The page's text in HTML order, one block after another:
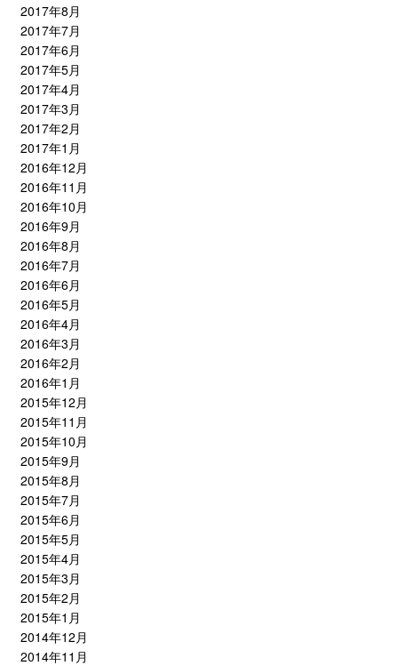
2017年8月
2017年7月
2017年6月
2017年5月
2017年4月
2017年3月
2017年2月
2017年1月
2016年12月
2016年11月
2016年10月
2016年9月
2016年8月
2016年7月
2016年6月
2016年5月
2016年4月
2016年3月
2016年2月
2016年1月
2015年12月
2015年11月
2015年10月
2015年9月
2015年8月
2015年7月
2015年6月
2015年5月
2015年4月
2015年3月
2015年2月
2015年1月
2014年12月
2014年11月